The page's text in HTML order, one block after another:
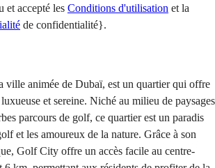
et accepté les Conditions d'utilisation et la
de confidentialité}.
ville animée de Dubaï, est un quartier qui offre
et sereine. Niché au milieu de paysages
parcours de golf, ce quartier est un paradis
et les amoureux de la nature. Grâce à son
Golf City offre un accès facile au centre-